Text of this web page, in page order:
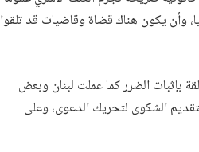
وأن يكون هناك قضاة وقاضيات قد تلقوا
بإثبات الضرر كما عملت لبنان وبعض
الشكوى لتحريك الدعوى، وعلى